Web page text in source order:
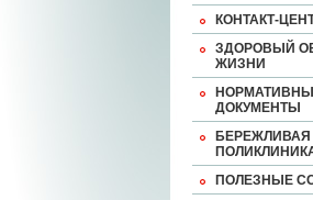
КОНТАКТ-
ЗДОРОВЫЙ
ЖИЗНИ
ДОКУМЕНТЫ
БЕРЕЖЛИВАЯ
ПОЛЕЗНЫЕ